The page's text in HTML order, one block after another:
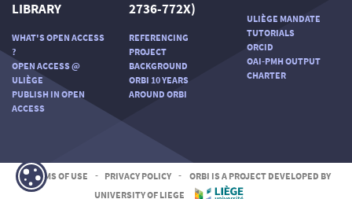
LIBRARY
WHAT'S OPEN ACCESS
?
OPEN ACCESS @
ULIÈGE
PUBLISH IN OPEN
ACCESS
2736-772X)
REFERENCING
PROJECT
BACKGROUND
ORBI 10 YEARS
AROUND ORBI
ULIÈGE MANDATE
TUTORIALS
ORCID
OAI-PMH OUTPUT
CHARTER
TERMS OF USE - PRIVACY POLICY -
ORBI IS A PROJECT DEVELOPED BY
UNIVERSITY OF LIEGE